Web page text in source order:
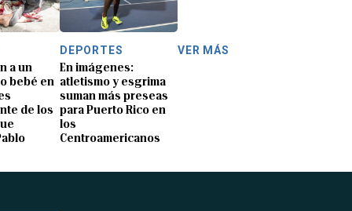
a un
bebé en
de los
DEPORTES
En imágenes:
atletismo y esgrima
suman más preseas
para Puerto Rico en
los
Centroamericanos
VER MÁS